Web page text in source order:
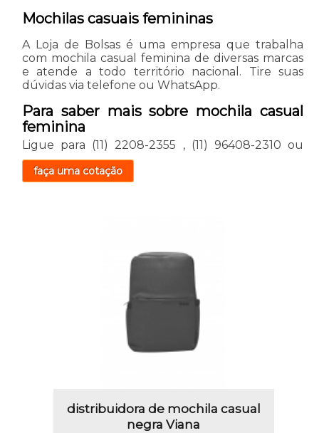
Mochilas casuais femininas
A Loja de Bolsas é uma empresa que trabalha
com mochila casual feminina de diversas marcas
e atende a todo território nacional. Tire suas
dúvidas via telefone ou WhatsApp.
Para saber mais sobre mochila casual
feminina
Ligue para (11) 2208-2355 , (11) 96408-2310 ou
faça uma cotação
distribuidora de mochila casual
negra Viana